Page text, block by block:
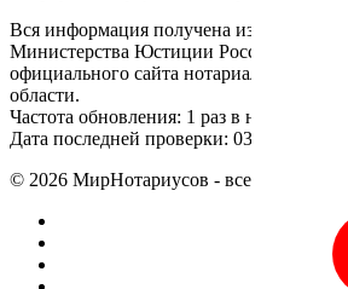
Вся информация получена из открытого
Министерства Юстиции Российской
официального сайта нотариальной
области.
Частота обновления: 1 раз в неделю.
Дата последней проверки: 03.08.2026
© 2026 МирНотариусов - все права